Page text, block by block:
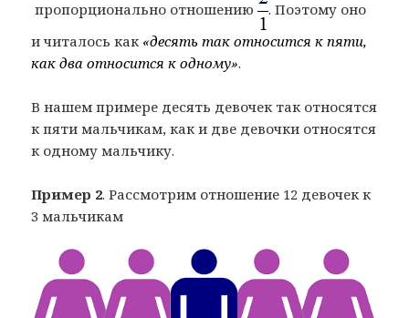
пропорционально отношению . Поэтому оно
и читалось как «десять так относится к пяти,
как два относится к одному».
В нашем примере десять девочек так относятся
к пяти мальчикам, как и две девочки относятся
к одному мальчику.
Пример 2. Рассмотрим отношение 12 девочек к
3 мальчикам